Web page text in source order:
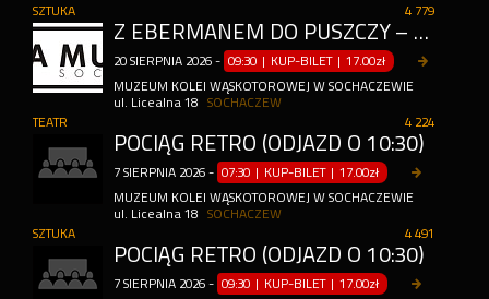
4 779
SZTUKA
Z EBERMANEM DO PUSZCZY – PRZEJAZD WAGONAMI MOTOROWYMI (ODJAZD 10:30) (ODJAZD O 10:30)
20 SIERPNIA 2026 - 09:30 | KUP-BILET |17.00zł
MUZEUM KOLEI WĄSKOTOROWEJ W SOCHACZEWIE
ul. Licealna 18
SOCHACZEW
4 224
TEATR
POCIĄG RETRO (ODJAZD O 10:30)
7 SIERPNIA 2026 - 07:30 | KUP-BILET |17.00zł
MUZEUM KOLEI WĄSKOTOROWEJ W SOCHACZEWIE
ul. Licealna 18
SOCHACZEW
4 491
SZTUKA
POCIĄG RETRO (ODJAZD O 10:30)
7 SIERPNIA 2026 - 09:30 | KUP-BILET |17.00zł